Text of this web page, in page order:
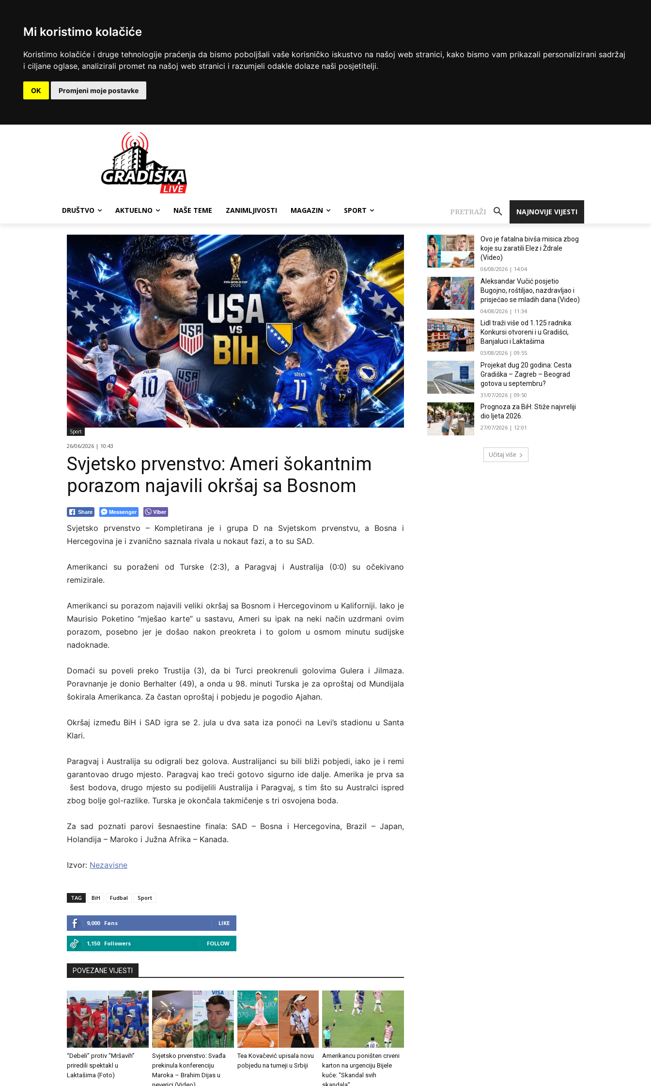
Mi koristimo kolačiće
Koristimo kolačiće i druge tehnologije praćenja da bismo poboljšali vaše korisničko iskustvo na našoj web stranici, kako bismo vam prikazali personalizirani sadržaj
i ciljane oglase, analizirali promet na našoj web stranici i razumjeli odakle dolaze naši posjetitelji.
OK Promjeni moje postavke
DRUŠTVO AKTUELNO NAŠE TEME ZANIMLJIVOSTI MAGAZIN SPORT NAJNOVIJE VIJESTI
PRETRAŽI
Sport
26/06/2026 | 10:43
Svjetsko prvenstvo: Ameri šokantnim
porazom najavili okršaj sa Bosnom
Share Messenger Viber
Svjetsko prvenstvo – Kompletirana je i grupa D na Svjetskom prvenstvu, a Bosna i
Hercegovina je i zvanično saznala rivala u nokaut fazi, a to su SAD.
Amerikanci su poraženi od Turske (2:3), a Paragvaj i Australija (0:0) su očekivano
remizirale.
Amerikanci su porazom najavili veliki okršaj sa Bosnom i Hercegovinom u Kaliforniji. Iako je
Maurisio Poketino “mješao karte” u sastavu, Ameri su ipak na neki način uzdrmani ovim
porazom, posebno jer je došao nakon preokreta i to golom u osmom minutu sudijske
nadoknade.
Domaći su poveli preko Trustija (3), da bi Turci preokrenuli golovima Gulera i Jilmaza.
Poravnanje je donio Berhalter (49), a onda u 98. minuti Turska je za oproštaj od Mundijala
šokirala Amerikanca. Za častan oproštaj i pobjedu je pogodio Ajahan.
Okršaj između BiH i SAD igra se 2. jula u dva sata iza ponoći na Levi’s stadionu u Santa
Klari.
Paragvaj i Australija su odigrali bez golova. Australijanci su bili bliži pobjedi, iako je i remi
garantovao drugo mjesto. Paragvaj kao treći gotovo sigurno ide dalje. Amerika je prva sa
šest bodova, drugo mjesto su podijelili Australija i Paragvaj, s tim što su Australci ispred
zbog bolje gol-razlike. Turska je okončala takmičenje s tri osvojena boda.
Za sad poznati parovi šesnaestine finala: SAD – Bosna i Hercegovina, Brazil – Japan,
Holandija – Maroko i Južna Afrika – Kanada.
Izvor: Nezavisne
TAG BiH Fudbal Sport
9,000 Fans LIKE
1,150 Followers FOLLOW
POVEZANE VIJESTI
“Debeli” protiv “Mršavih”
priredili spektakl u
Laktašima (Foto)
Svjetsko prvenstvo: Svađa
prekinula konferenciju
Maroka – Brahim Dijas u
Tea Kovačević upisala novu
pobjedu na turneji u Srbiji
Amerikancu poništen crveni
karton na urgenciju Bijele
kuće: “Skandal svih
Ovo je fatalna bivša misica zbog
koje su zaratili Elez i Ždrale
(Video)
06/08/2026 | 14:04
Aleksandar Vučić posjetio
Bugojno, roštiljao, nazdravljao i
prisjećao se mladih dana (Video)
04/08/2026 | 11:34
Lidl traži više od 1.125 radnika:
Konkursi otvoreni i u Gradišci,
Banjaluci i Laktašima
03/08/2026 | 09:55
Projekat dug 20 godina: Cesta
Gradiška – Zagreb – Beograd
gotova u septembru?
31/07/2026 | 09:50
Prognoza za BiH: Stiže najvreliji
dio ljeta 2026.
27/07/2026 | 12:01
Učitaj više